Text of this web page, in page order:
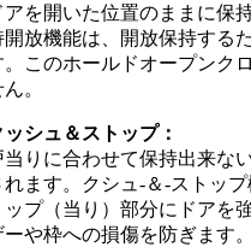
アを開いた位置のままに保
開放機能は、開放保持する
。このホールドオープンク
。
ッシュ＆ストップ：
当りに合わせて保持出来な
れます。クシュ-＆-ストッ
ップ（当り）部分にドアを
ーや枠への損傷を防ぎます